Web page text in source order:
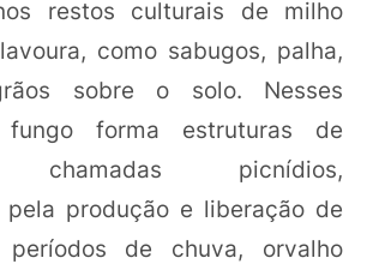
restos culturais de milho
como sabugos, palha,
sobre o solo. Nesses
forma estruturas de
chamadas picnídios,
pela produção e liberação de
de chuva, orvalho